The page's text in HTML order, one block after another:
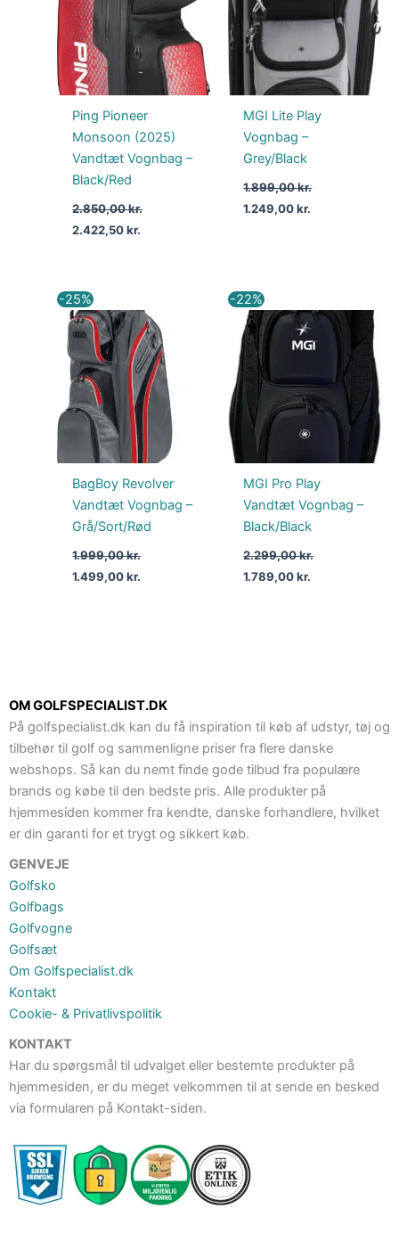
Ping Pioneer
Monsoon (2025)
Vandtæt Vognbag –
Black/Red
2.850,00kr.
2.422,50kr.
MGI Lite Play
Vognbag –
Grey/Black
1.899,00kr.
1.249,00kr.
-25%
BagBoy Revolver
Vandtæt Vognbag –
Grå/Sort/Rød
1.999,00kr.
Den
oprindelige
pris
var:
1.999,00 kr..
1.499,00kr.
aktuelle
pris
er:
1.499,00 kr..
-22%
MGI Pro Play
Vandtæt Vognbag –
Black/Black
2.299,00kr.
Den
oprindelige
pris
var:
2.299,00 kr..
1.789,00kr.
aktuelle
pris
er:
1.789,00 kr..
OM GOLFSPECIALIST.DK
På golfspecialist.dk kan du få inspiration til køb af udstyr, tøj og
tilbehør til golf og sammenligne priser fra flere danske
webshops. Så kan du nemt finde gode tilbud fra populære
brands og købe til den bedste pris. Alle produkter på
hjemmesiden kommer fra kendte, danske forhandlere, hvilket
er din garanti for et trygt og sikkert køb.
GENVEJE
Golfsko
Golfbags
Golfvogne
Golfsæt
Om Golfspecialist.dk
Kontakt
Cookie- & Privatlivspolitik
KONTAKT
Har du spørgsmål til udvalget eller bestemte produkter på
hjemmesiden, er du meget velkommen til at sende en besked
via formularen på Kontakt-siden.